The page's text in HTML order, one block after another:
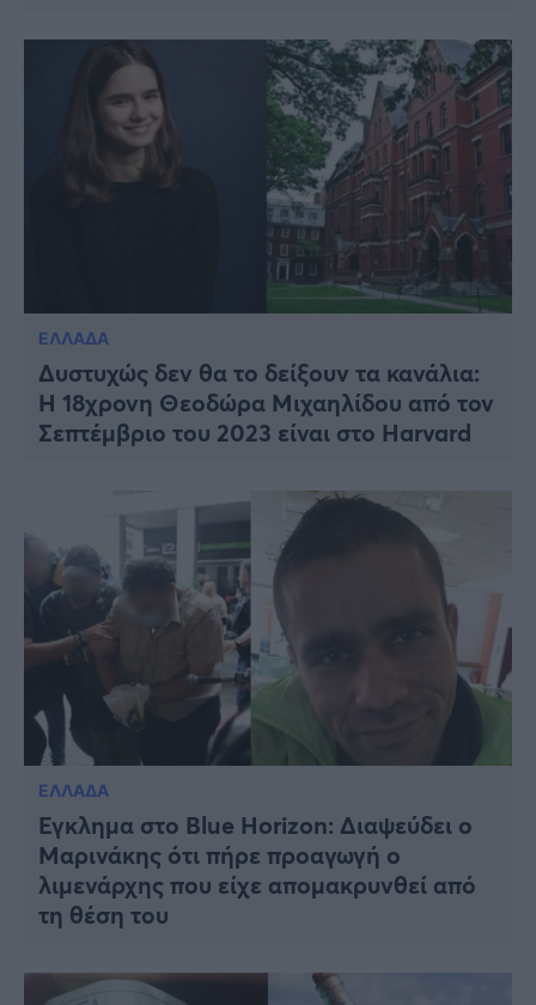
ΕΛΛΑΔΑ
Δυστυχώς δεν θα το δείξουν τα κανάλια:
Η 18χρονη Θεοδώρα Μιχαηλίδου από τον
Σεπτέμβριο του 2023 είναι στο Harvard
ΕΛΛΑΔΑ
Έγκλημα στο Blue Horizon: Διαψεύδει ο
Μαρινάκης ότι πήρε προαγωγή ο
λιμενάρχης που είχε απομακρυνθεί από
τη θέση του